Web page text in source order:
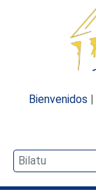
Bienvenidos |